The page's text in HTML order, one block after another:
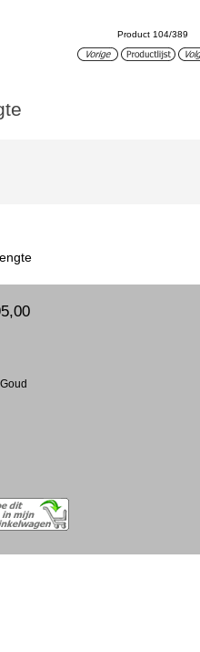
Product 104/389